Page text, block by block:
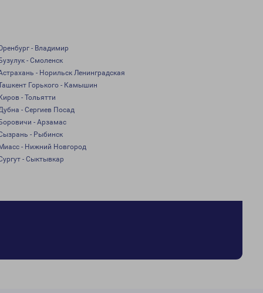
- Владимир
- Смоленск
- Норильск Ленинградская
Горького - Камышин
- Тольятти
- Сергиев Посад
- Арзамас
- Рыбинск
- Нижний Новгород
- Сыктывкар